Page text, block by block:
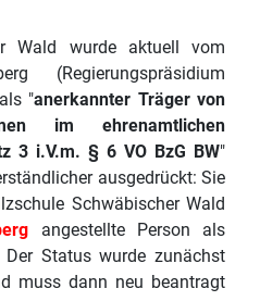
Wald wurde aktuell vom
(Regierungspräsidium
"anerkannter Träger von
im ehrenamtlichen
3 i.V.m. § 6 VO BzG BW"
ausgedrückt: Sie
Schwäbischer Wald
angestellte Person als
Der Status wurde zunächst
muss dann neu beantragt